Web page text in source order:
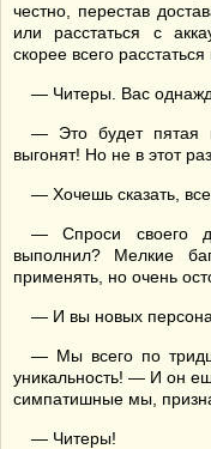
честно, перестав
или расстаться с
скорее всего расстаться
— Читеры. Вас
— Это будет пятая
выгонят! Но не в этот
— Хочешь сказать,
— Спроси своего
выполнил? Мелкие
применять, но очень
— И вы новых
— Мы всего по
уникальность! — И он
симпатишные мы,
— Читеры!